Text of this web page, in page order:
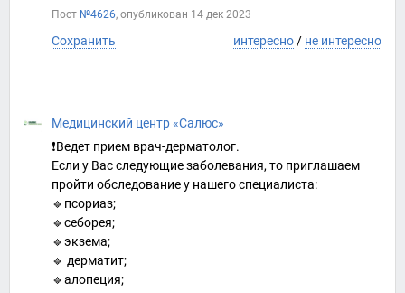
Пост №4626, опубликован 14 дек 2023
Сохранить интересно / не интересно
Медицинский центр «Салюс»
❗️Ведет прием врач-дерматолог.
Если у Вас следующие заболевания, то приглашаем
пройти обследование у нашего специалиста:
🔹псориаз;
🔹себорея;
🔹экзема;
🔹 дерматит;
🔹алопеция;